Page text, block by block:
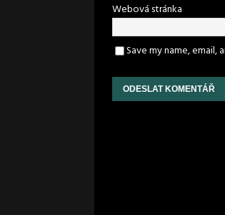
Webová stránka
Save my name,